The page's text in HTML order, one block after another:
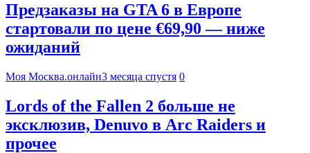
Предзаказы на GTA 6 в Европе
стартовали по цене €69,90 — ниже
ожиданий
Моя Москва.онлайн3 месяца спустя 0
Lords of the Fallen 2 больше не
эксклюзив, Denuvo в Arc Raiders и
прочее